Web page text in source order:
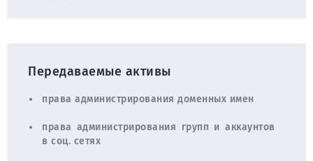
Передаваемые активы
права администрирования доменных имен
права администрирования групп и аккаунтов
в соц. сетях